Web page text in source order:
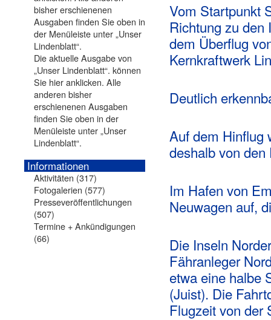
Vom Startpunkt
Richtung zu den
dem Überflug
Kernkraftwerk
Deutlich
Auf dem Hinflug
deshalb von
Im Hafen von
Neuwagen auf,
Die Inseln
Fähranleger
etwa eine halbe
(Juist). Die
Flugzeit von der
Die aktuelle Ausgabe von
„Unser Lindenblatt“. können
Sie hier anklicken. Alle
anderen bisher
erschienenen Ausgaben
finden Sie oben in der
Menüleiste unter „Unser
Lindenblatt“.
Informationen
Aktivitäten (317)
Fotogalerien (577)
Presseveröffentlichungen
(507)
Termine + Ankündigungen
(66)